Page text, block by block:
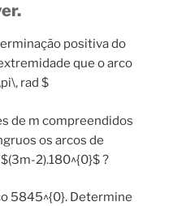
positiva do
que o arco
rad $
de m compreendidos
os arcos de
2).180^{0}$ ?
5845^{0}. Determine